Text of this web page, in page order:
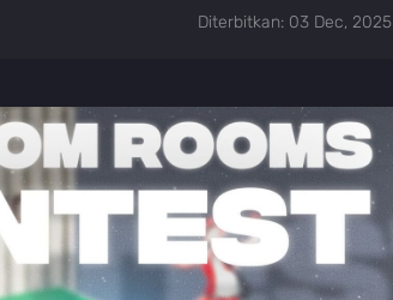
Diterbitkan: 03 Dec, 2025